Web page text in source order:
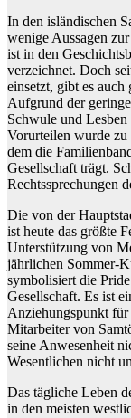
In den isländischen
wenige Aussagen
ist in den
verzeichnet. Doch
einsetzt, gibt es
Aufgrund der
Schwule und
Vorurteilen wurde
dem die
Gesellschaft trägt.
Rechtssprechungen
Die von der
ist heute das größte
Unterstützung von
jährlichen Sommer-
symbolisiert die
Gesellschaft. Es ist
Anziehungspunkt
Mitarbeiter von
seine Anwesenheit
Wesentlichen nicht
Das tägliche Leben
in den meisten